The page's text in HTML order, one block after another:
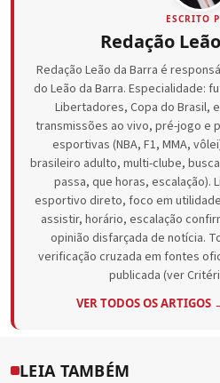
ESCRITO
Redação
Redação Leão da Barra é
do Leão da Barra. Especialidade:
Libertadores, Copa do Brasil,
transmissões ao vivo, pré-jogo e
esportivas (NBA, F1, MMA,
brasileiro adulto, multi-clube,
passa, que horas, escalação).
esportivo direto, foco em
assistir, horário, escalação
opinião disfarçada de notícia.
verificação cruzada em fontes
publicada (ver
VER TODOS OS ARTIGOS
LEIA TAMBÉM